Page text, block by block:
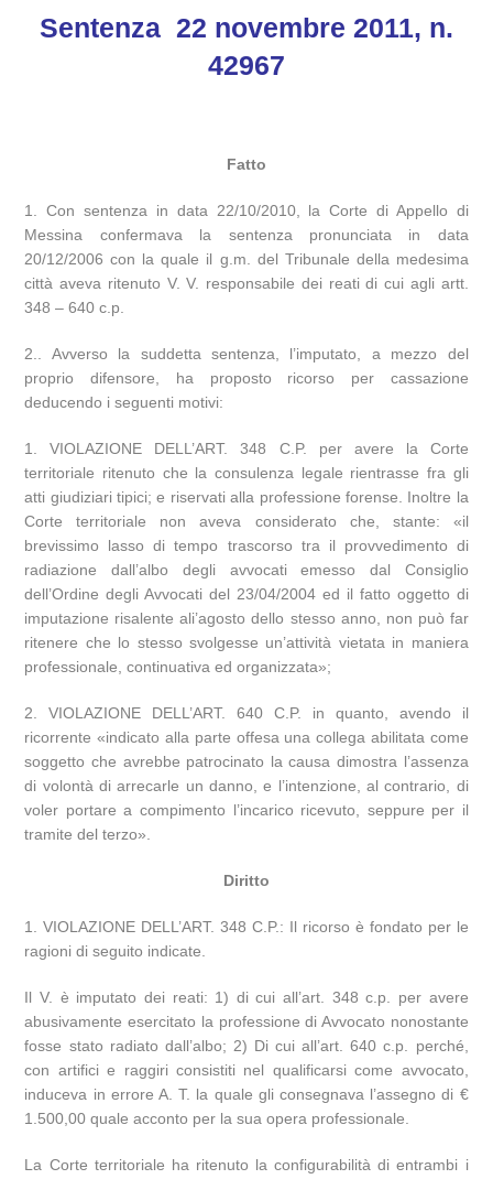
Sentenza 22 novembre 2011, n.
42967
Fatto
1. Con sentenza in data 22/10/2010, la Corte di Appello di
Messina confermava la sentenza pronunciata in data
20/12/2006 con la quale il g.m. del Tribunale della medesima
città aveva ritenuto V. V. responsabile dei reati di cui agli artt.
348 – 640 c.p.
2.. Avverso la suddetta sentenza, l’imputato, a mezzo del
proprio difensore, ha proposto ricorso per cassazione
deducendo i seguenti motivi:
1. VIOLAZIONE DELL’ART. 348 C.P. per avere la Corte
territoriale ritenuto che la consulenza legale rientrasse fra gli
atti giudiziari tipici; e riservati alla professione forense. Inoltre la
Corte territoriale non aveva considerato che, stante: «il
brevissimo lasso di tempo trascorso tra il provvedimento di
radiazione dall’albo degli avvocati emesso dal Consiglio
dell’Ordine degli Avvocati del 23/04/2004 ed il fatto oggetto di
imputazione risalente ali’agosto dello stesso anno, non può far
ritenere che lo stesso svolgesse un’attività vietata in maniera
professionale, continuativa ed organizzata»;
2. VIOLAZIONE DELL’ART. 640 C.P. in quanto, avendo il
ricorrente «indicato alla parte offesa una collega abilitata come
soggetto che avrebbe patrocinato la causa dimostra l’assenza
di volontà di arrecarle un danno, e l’intenzione, al contrario, di
voler portare a compimento l’incarico ricevuto, seppure per il
tramite del terzo».
Diritto
1. VIOLAZIONE DELL’ART. 348 C.P.: Il ricorso è fondato per le
ragioni di seguito indicate.
Il V. è imputato dei reati: 1) di cui all’art. 348 c.p. per avere
abusivamente esercitato la professione di Avvocato nonostante
fosse stato radiato dall’albo; 2) Di cui all’art. 640 c.p. perché,
con artifici e raggiri consistiti nel qualificarsi come avvocato,
induceva in errore A. T. la quale gli consegnava l’assegno di €
1.500,00 quale acconto per la sua opera professionale.
La Corte territoriale ha ritenuto la configurabilità di entrambi i